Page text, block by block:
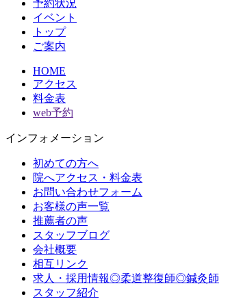
予約状況
イベント
トップ
ご案内
HOME
アクセス
料金表
web予約
インフォメーション
初めての方へ
院へアクセス・料金表
お問い合わせフォーム
お客様の声一覧
推薦者の声
スタッフブログ
会社概要
相互リンク
求人・採用情報◎柔道整復師◎鍼灸師
スタッフ紹介